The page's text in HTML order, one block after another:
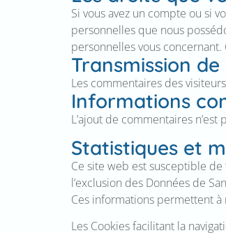
Si vous avez un compte ou si
personnelles que nous
personnelles vous
Transmission
Les commentaires des
Informations
L’ajout de commentaires
Statistiques et
Ce site web est susceptible
l’exclusion des Données de
Ces informations permettent
Les Cookies facilitant la